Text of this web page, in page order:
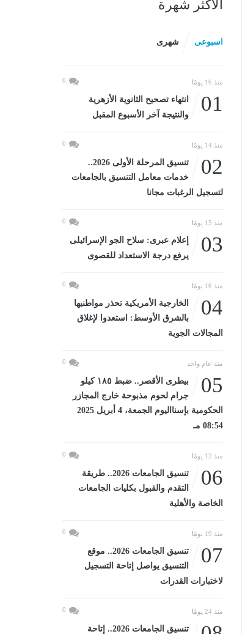
الأكثر شهرة
اسبوعى شهرى
منذ 16 يومًا 0
01
انتهاء تصحيح الثانوية الأزهرية
والنتيجة آخر الأسبوع المقبل
منذ 14 يومًا 0
02
تنسيق المرحلة الأولى 2026..
خدمات معامل التنسيق بالجامعات
لتسجيل الرغبات مجانا
منذ 15 يومًا 0
03
إعلام عبرى: سلاح الجو الإسرائيلى
يرفع درجة الاستعداد للقصوى
منذ 16 يومًا 0
04
الخارجية الأمريكية تحذر مواطنيها
بالشرق الأوسط: استعدوا لإغلاق
المجالات الجوية
منذ عام واحد 0
05
بيطرى الأقصر.. ضبط ١٨٥ كيلو
جرام لحوم مذبوحة خارج المجازر
الحكومية بإسنااليوم الجمعة، 4 أبريل 2025
08:54 مـ
منذ 12 يومًا 0
06
تنسيق الجامعات 2026.. طريقة
التقدم والقبول بكليات الجامعات
الخاصة والأهلية
منذ 19 يومًا 0
07
تنسيق الجامعات 2026.. موقع
التنسيق يواصل إتاحة التسجيل
لاختبارات القدرات
منذ 24 يومًا 0
تنسيق الجامعات 2026.. إتاحة